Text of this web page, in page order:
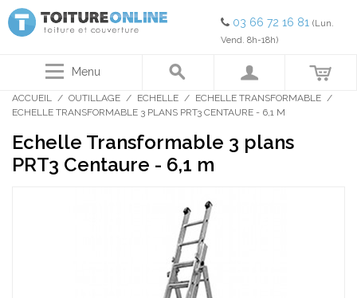
03 66 72 16 81 (Lun.
Vend. 8h-18h)
Menu
ACCUEIL / OUTILLAGE / ECHELLE / ECHELLE TRANSFORMABLE /
ECHELLE TRANSFORMABLE 3 PLANS PRT3 CENTAURE - 6,1 M
Echelle Transformable 3 plans
PRT3 Centaure - 6,1 m